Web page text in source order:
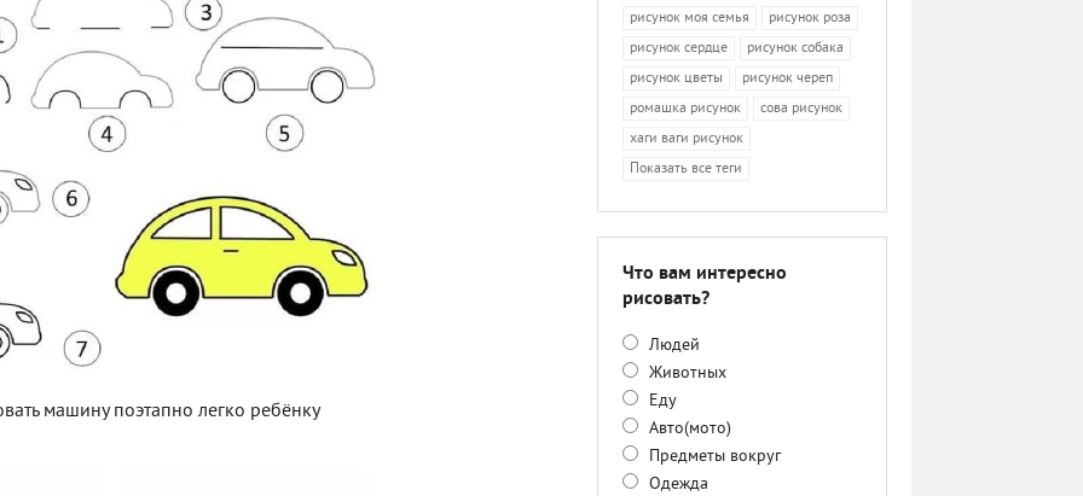
машину поэтапно легко ребёнку
рисунок моя семья
рисунок роза
рисунок сердце
рисунок собака
рисунок цветы
рисунок череп
ромашка рисунок
сова рисунок
хаги ваги рисунок
Показать все теги
Что вам интересно
рисовать?
Людей
Животных
Еду
Авто(мото)
Предметы вокруг
Одежда